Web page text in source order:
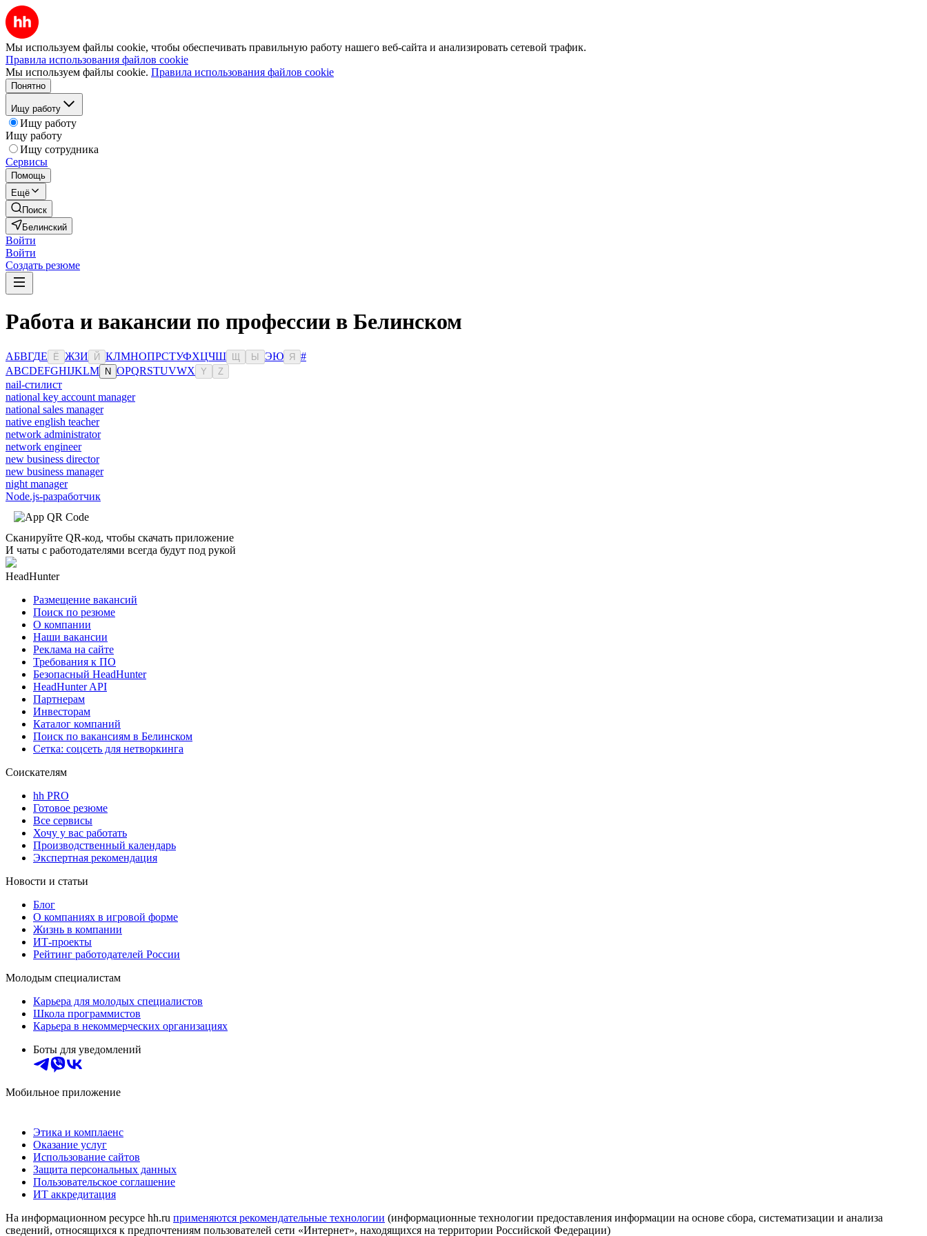
Мы используем файлы cookie, чтобы обеспечивать правильную работу нашего веб-сайта и анализировать сетевой трафик.
Правила использования файлов cookie
Мы используем файлы cookie. Правила использования файлов cookie
Понятно
Ищу работу
Ищу работу
Ищу работу
Ищу сотрудника
Сервисы
Помощь
Ещё
Поиск
Белинский
Войти
Войти
Создать резюме
Работа и вакансии по профессии в Белинском
АБВГДЕ Ё ЖЗИ Й КЛМНОПРСТУФХЦЧШ Ы ЭЮ Я
#
ABCDEFGHIJKLM N OPQRSTUVWX Y Z
nail-стилист
national key account manager
national sales manager
native english teacher
network administrator
network engineer
new business director
new business manager
night manager
Node.js-разработчик
Сканируйте QR-код, чтобы скачать приложение
И чаты с работодателями всегда будут под рукой
HeadHunter
Размещение вакансий
Поиск по резюме
О компании
Наши вакансии
Реклама на сайте
Требования к ПО
Безопасный HeadHunter
HeadHunter API
Партнерам
Инвесторам
Каталог компаний
Поиск по вакансиям в Белинском
Сетка: соцсеть для нетворкинга
Соискателям
hh PRO
Готовое резюме
Все сервисы
Хочу у вас работать
Производственный календарь
Экспертная рекомендация
Новости и статьи
Блог
О компаниях в игровой форме
Жизнь в компании
ИТ-проекты
Рейтинг работодателей России
Молодым специалистам
Карьера для молодых специалистов
Школа программистов
Карьера в некоммерческих организациях
Боты для уведомлений
Мобильное приложение
Этика и комплаенс
Оказание услуг
Использование сайтов
Защита персональных данных
Пользовательское соглашение
ИТ аккредитация
На информационном ресурсе hh.ru применяются рекомендательные технологии (информационные технологии предоставления информации на основе сбора, систематизации и анализа
сведений, относящихся к предпочтениям пользователей сети «Интернет», находящихся на территории Российской Федерации)